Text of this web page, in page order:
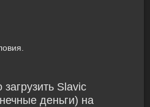
Slavic
деньги) на